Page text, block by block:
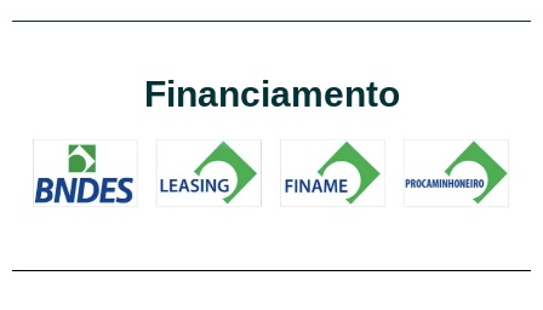
Financiamento